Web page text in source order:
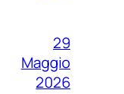
29
Maggio
2026